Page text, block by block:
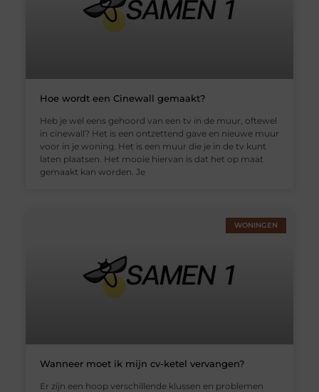
Hoe wordt een Cinewall gemaakt?
Heb je wel eens gehoord van een tv in de muur, oftewel
in cinewall? Het is een ontzettend gave en nieuwe muur
voor in je woning. Het is een muur die je in de tv kunt
laten plaatsen. Het mooie hiervan is dat het op maat
gemaakt kan worden. Je
WONINGEN
Wanneer moet ik mijn cv-ketel vervangen?
Er zijn een hoop verschillende klussen en problemen